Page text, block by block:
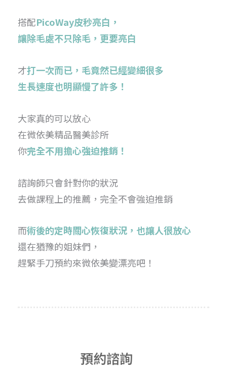
搭配PicoWay皮秒亮白，
讓除毛處不只除毛，更要亮白
才打一次而已，毛竟然已經變細很多
生長速度也明顯慢了許多！
大家真的可以放心
在微依美精品醫美診所
你完全不用擔心強迫推銷！
諮詢師只會針對你的狀況
去做課程上的推薦，完全不會強迫推銷
而術後的定時關心恢復狀況，也讓人很放心
還在猶豫的姐妹們，
趕緊手刀預約來微依美變漂亮吧！
預約諮詢